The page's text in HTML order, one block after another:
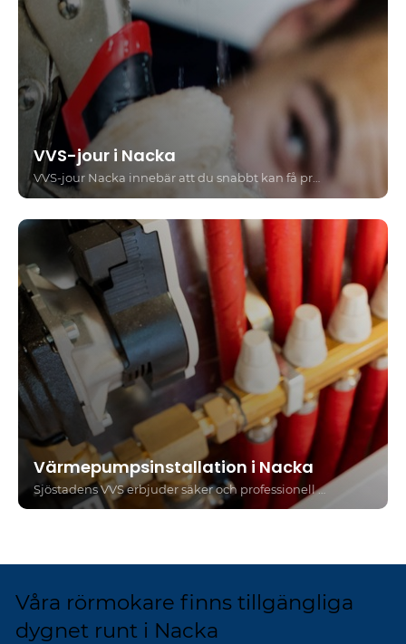
VVS-jour i Nacka
VVS-jour Nacka innebär att du snabbt kan få professionell hjälp vid akuta VVS-problem, oavsett tid på dygnet. Sjöstadens VVS hjälper både privatpersoner och bostadsrättsföreningar med allt från läckande rör till stopp i avlopp - alltid med trygghet, tydlighet och personlig service.
Värmepumpsinstallation i Nacka
Sjöstadens VVS erbjuder säker och professionell värmepumpsinstallation i Nacka för både privatpersoner och bostadsrättsföreningar. Vi hjälper dig hela vägen - från rådgivning och val av rätt värmepump till installation, service och ROT-avdrag.
Våra rörmokare finns tillgängliga
dygnet runt i Nacka